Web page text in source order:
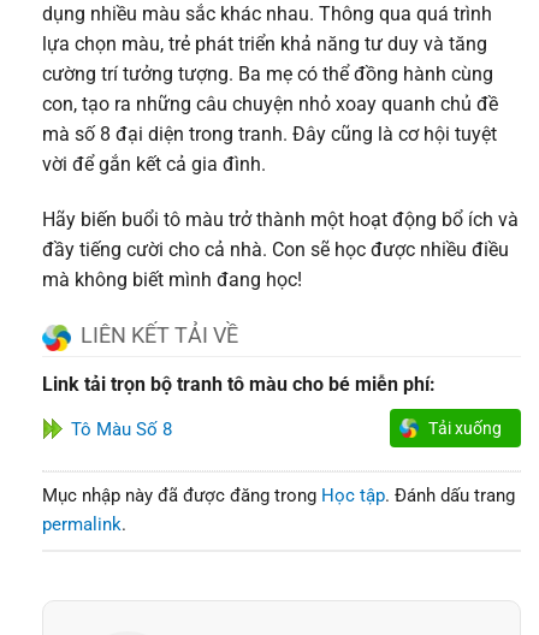
dụng nhiều màu sắc khác nhau. Thông qua quá trình
lựa chọn màu, trẻ phát triển khả năng tư duy và tăng
cường trí tưởng tượng. Ba mẹ có thể đồng hành cùng
con, tạo ra những câu chuyện nhỏ xoay quanh chủ đề
mà số 8 đại diện trong tranh. Đây cũng là cơ hội tuyệt
vời để gắn kết cả gia đình.
Hãy biến buổi tô màu trở thành một hoạt động bổ ích và
đầy tiếng cười cho cả nhà. Con sẽ học được nhiều điều
mà không biết mình đang học!
LIÊN KẾT TẢI VỀ
Link tải trọn bộ tranh tô màu cho bé miễn phí:
Tô Màu Số 8 Tải xuống
Mục nhập này đã được đăng trong Học tập. Đánh dấu trang
permalink.